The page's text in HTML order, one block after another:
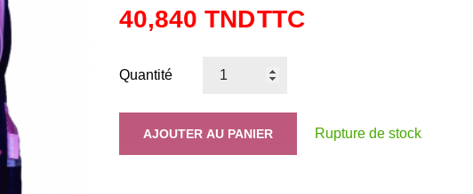
40,840 TNDTTC
Quantité
AJOUTER AU PANIER Rupture de stock